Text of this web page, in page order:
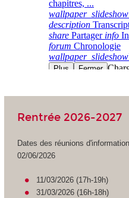
Rentrée 2026-2027
Dates des réunions
02/06/2026
11/03/2026 (17h-19h)
31/03/2026 (16h-18h)